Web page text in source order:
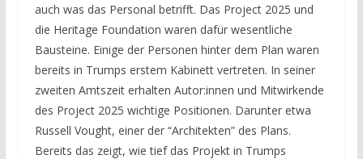
auch was das Personal betrifft. Das Project 2025 und
die Heritage Foundation waren dafür wesentliche
Bausteine. Einige der Personen hinter dem Plan waren
bereits in Trumps erstem Kabinett vertreten. In seiner
zweiten Amtszeit erhalten Autor:innen und Mitwirkende
des Project 2025 wichtige Positionen. Darunter etwa
Russell Vought, einer der “Architekten” des Plans.
Bereits das zeigt, wie tief das Projekt in Trumps